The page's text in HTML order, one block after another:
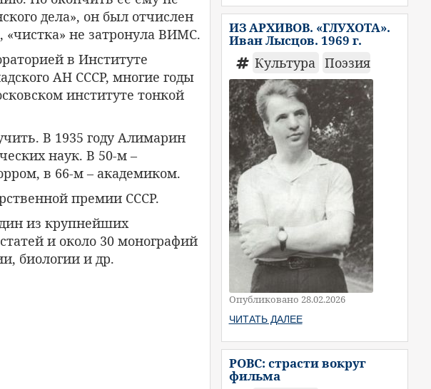
дела», он был отчислен
«чистка» не затронула ВИМС.
в Институте
АН СССР, многие годы
институте тонкой
В 1935 году Алимарин
наук. В 50-м –
в 66-м – академиком.
премии СССР.
из крупнейших
и около 30 монографий
биологии и др.
ИЗ АРХИВОВ. «ГЛУХОТА».
Иван Лысцов. 1969 г.
Культура Поэзия
Опубликовано 28.02.2026
ЧИТАТЬ ДАЛЕЕ
РОВС: страсти вокруг
фильма